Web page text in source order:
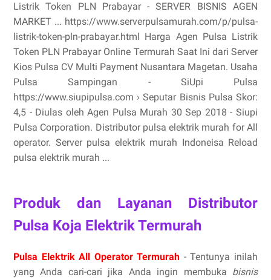
Listrik Token PLN Prabayar - SERVER BISNIS AGEN
MARKET ... https://www.serverpulsamurah.com/p/pulsa-
listrik-token-pln-prabayar.html Harga Agen Pulsa Listrik
Token PLN Prabayar Online Termurah Saat Ini dari Server
Kios Pulsa CV Multi Payment Nusantara Magetan. Usaha
Pulsa Sampingan - SiUpi Pulsa
https://www.siupipulsa.com › Seputar Bisnis Pulsa Skor:
4,5 - ‎Diulas oleh Agen Pulsa Murah 30 Sep 2018 - Siupi
Pulsa Corporation. Distributor pulsa elektrik murah for All
operator. Server pulsa elektrik murah Indoneisa Reload
pulsa elektrik murah ...
Produk dan Layanan Distributor
Pulsa Koja Elektrik Termurah
Pulsa Elektrik All Operator Termurah - Tentunya inilah
yang Anda cari-cari jika Anda ingin membuka bisnis